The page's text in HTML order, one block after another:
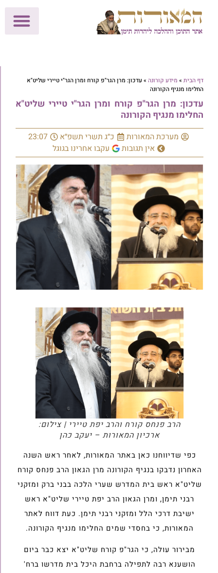
דף הבית » מידע קורונה » עדכון: מרן הגר"פ קורח ומרן הגר"י טיירי שליט"א
החלימו מנגיף הקורונה
עדכון: מרן הגר"פ קורח ומרן הגר"י טיירי שליט"א
החלימו מנגיף הקורונה
מערכת המאורות כ״ג תשרי תשפ״א
23:07
אין תגובות
עקבו אחרינו בגוגל
הרב פנחס קורח והרב יפת טיירי | צילום:
ארכיון המאורות – יעקב כהן
כפי שדיווחנו כאן באתר המאורות, לאחר ראש השנה
האחרון נדבקו בנגיף הקורונה מרן הגאון הרב פנחס קורח
שליט"א ראש בית המדרש שערי הלכה בבני ברק ומזקני
רבני תימן, ומרן הגאון הרב יפת טיירי שליט"א ראש
ישיבת דרכי הלל ומזקני רבני תימן. כעת דווח לאתר
המאורות, כי בחסדי שמים החלימו מנגיף הקורונה.
מבירור עולה, כי הגר"פ קורח שליט"א יצא כבר ביום
הושענא רבה לתפילה ברחבת היכל בית מדרשו ברח'